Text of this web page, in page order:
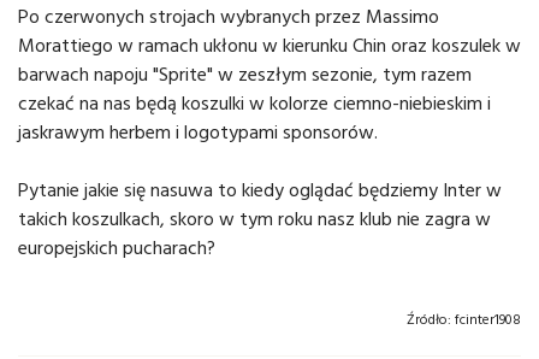
Po czerwonych strojach wybranych przez Massimo
Morattiego w ramach ukłonu w kierunku Chin oraz koszulek w
barwach napoju "Sprite" w zeszłym sezonie, tym razem
czekać na nas będą koszulki w kolorze ciemno-niebieskim i
jaskrawym herbem i logotypami sponsorów.
Pytanie jakie się nasuwa to kiedy oglądać będziemy Inter w
takich koszulkach, skoro w tym roku nasz klub nie zagra w
europejskich pucharach?
Źródło: fcinter1908